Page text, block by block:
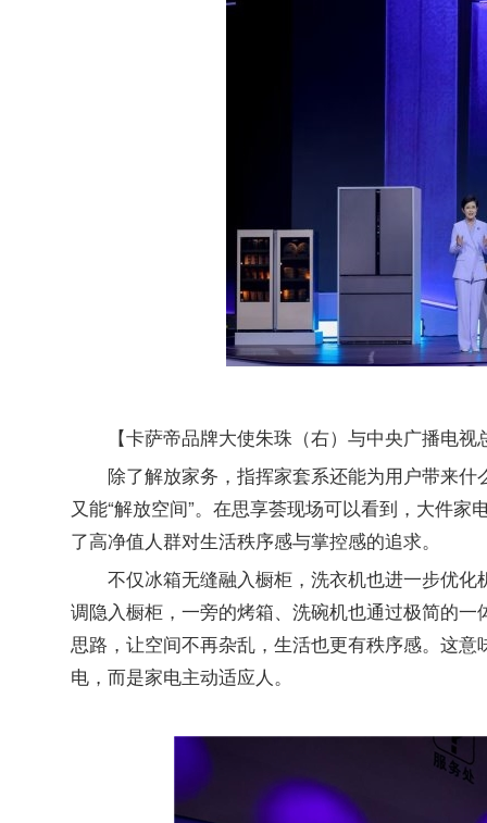
【卡萨帝品牌大使朱珠（右）与中央广播电
除了解放家务，指挥家套系还能为用户带来什
又能“解放空间”。在思享荟现场可以看到，大件
了高净值人群对生活秩序感与掌控感的追求。
不仅冰箱无缝融入橱柜，洗衣机也进一步优
调隐入橱柜，一旁的烤箱、洗碗机也通过极简的
思路，让空间不再杂乱，生活也更有秩序感。这
电，而是家电主动适应人。